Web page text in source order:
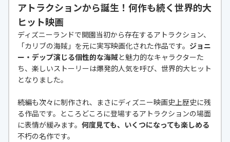
アトラクションから誕生！何作も続く世界的大
ヒット映画
ディズニーランドで開園当初から存在するアトラクション、
「カリブの海賊」を元に実写映画化された作品です。 ジョニ
ー・デップ演じる個性的な海賊と魅力的なキャラクターた
ち、楽しいストーリーは爆発的人気を呼び、世界的大ヒット
となりました。
続編も次々に制作され、まさにディズニー映画史上歴史に残
る作品です。ところどころに登場するアトラクションの場面
に表情が緩みます。 何度見ても、いくつになっても楽しめる
不朽の名作です。